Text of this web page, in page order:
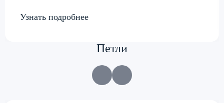
Узнать подробнее
Петли